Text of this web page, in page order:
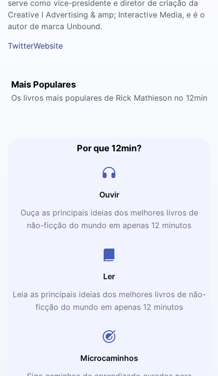
serve como vice-presidente e diretor de criação da
Creative I Advertising & amp; Interactive Media, e é o
autor de marca Unbound.
TwitterWebsite
Mais Populares
Os livros mais populares de Rick Mathieson no 12min
Por que 12min?
Ouvir
Ouça as principais ideias dos melhores livros de
não-ficção do mundo em apenas 12 minutos
Ler
Leia as principais ideias dos melhores livros de não-
ficção do mundo em apenas 12 minutos
Microcaminhos